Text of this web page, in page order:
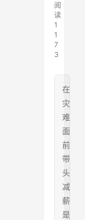
阅
读
1
1
7
3
在
灾
难
面
前
带
头
减
薪
是